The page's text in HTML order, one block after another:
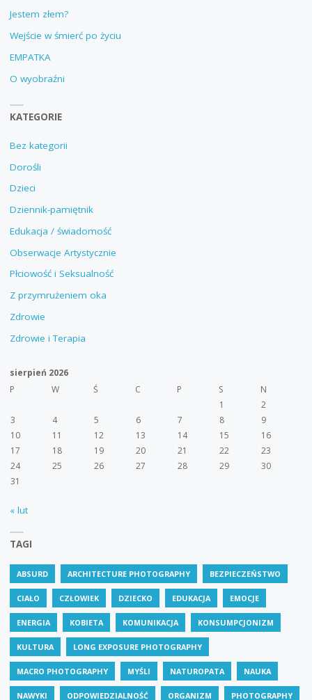
Jestem złem?
Wejście w śmierć po życiu
EMPATKA
O wyobraźni
KATEGORIE
Bez kategorii
Dorośli
Dzieci
Dziennik-pamiętnik
Edukacja / świadomość
Obserwacje Artystycznie
Płciowość i Seksualność
Z przymrużeniem oka
Zdrowie
Zdrowie i Terapia
sierpień 2026
P
W Ś C P S
N
1
2
3
4 5 6 7 8
9
10
11 12 13 14 15
16
17
18 19 20 21 22
23
24
25 26 27 28 29
30
31
« lut
TAGI
ABSURD ARCHITECTURE PHOTOGRAPHY BEZPIECZEŃSTWO
CIAŁO CZŁOWIEK DZIECKO EDUKACJA EMOCJE
ENERGIA KOBIETA KOMUNIKACJA KONSUMPCJONIZM
KULTURA LONG EXPOSURE PHOTOGRAPHY
MACRO PHOTOGRAPHY MYŚLI NATUROPATA NAUKA
NAWYKI ODPOWIEDZIALNOŚĆ ORGANIZM PHOTOGRAPHY